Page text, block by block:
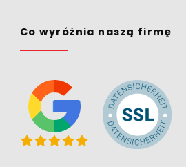
Co wyróżnia naszą firmę